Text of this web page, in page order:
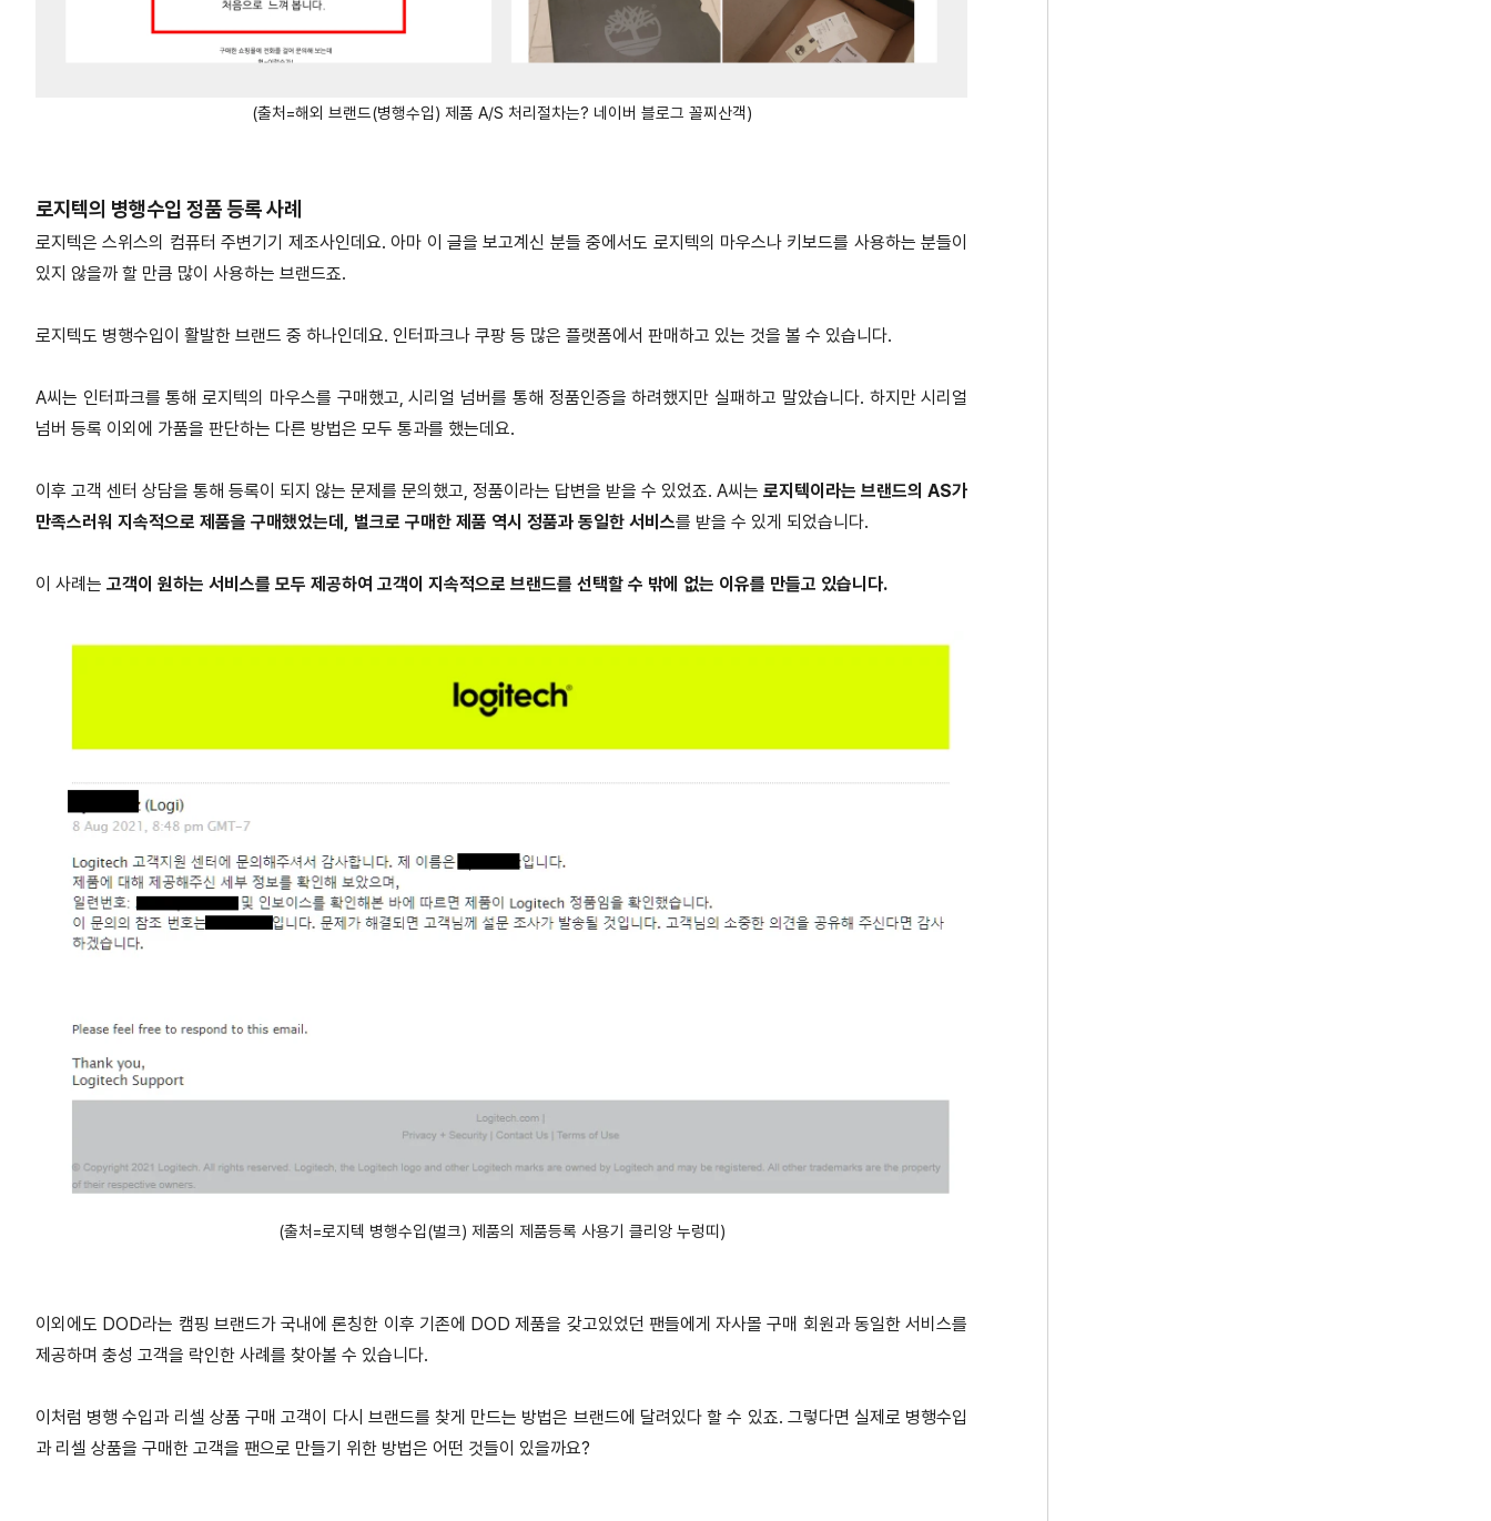
(출처=해외 브랜드(병행수입) 제품 A/S 처리절차는? 네이버 블로그 꼴찌산객)
로지텍의 병행수입 정품 등록 사례
로지텍은 스위스의 컴퓨터 주변기기 제조사인데요. 아마 이 글을 보고계신 분들 중에서도 로지텍의 마우스나 키보드를 사용하는 분들이
있지 않을까 할 만큼 많이 사용하는 브랜드죠.
로지텍도 병행수입이 활발한 브랜드 중 하나인데요. 인터파크나 쿠팡 등 많은 플랫폼에서 판매하고 있는 것을 볼 수 있습니다.
A씨는 인터파크를 통해 로지텍의 마우스를 구매했고, 시리얼 넘버를 통해 정품인증을 하려했지만 실패하고 말았습니다. 하지만 시리얼
넘버 등록 이외에 가품을 판단하는 다른 방법은 모두 통과를 했는데요.
이후 고객 센터 상담을 통해 등록이 되지 않는 문제를 문의했고, 정품이라는 답변을 받을 수 있었죠. A씨는로지텍이라는 브랜드의 AS가
만족스러워 지속적으로 제품을 구매했었는데, 벌크로 구매한 제품 역시 정품과 동일한 서비스를 받을 수 있게 되었습니다.
이 사례는 고객이 원하는 서비스를 모두 제공하여 고객이 지속적으로 브랜드를 선택할 수 밖에 없는 이유를 만들고 있습니다.
(출처=로지텍 병행수입(벌크) 제품의 제품등록 사용기 클리앙 누렁띠)
이외에도 DOD라는 캠핑 브랜드가 국내에 론칭한 이후 기존에 DOD 제품을 갖고있었던 팬들에게 자사몰 구매 회원과 동일한 서비스를
제공하며 충성 고객을 락인한 사례를 찾아볼 수 있습니다.
이처럼 병행 수입과 리셀 상품 구매 고객이 다시 브랜드를 찾게 만드는 방법은 브랜드에 달려있다 할 수 있죠. 그렇다면 실제로 병행수입
과 리셀 상품을 구매한 고객을 팬으로 만들기 위한 방법은 어떤 것들이 있을까요?